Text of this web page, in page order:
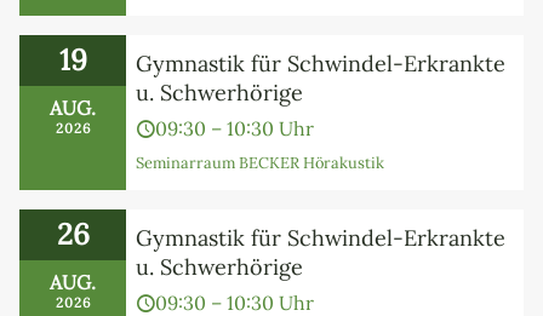
19
AUG.
2026
Gymnastik für Schwindel-Erkrankte
u. Schwerhörige
09:30 – 10:30 Uhr
Seminarraum BECKER Hörakustik
26
AUG.
2026
Gymnastik für Schwindel-Erkrankte
u. Schwerhörige
09:30 – 10:30 Uhr